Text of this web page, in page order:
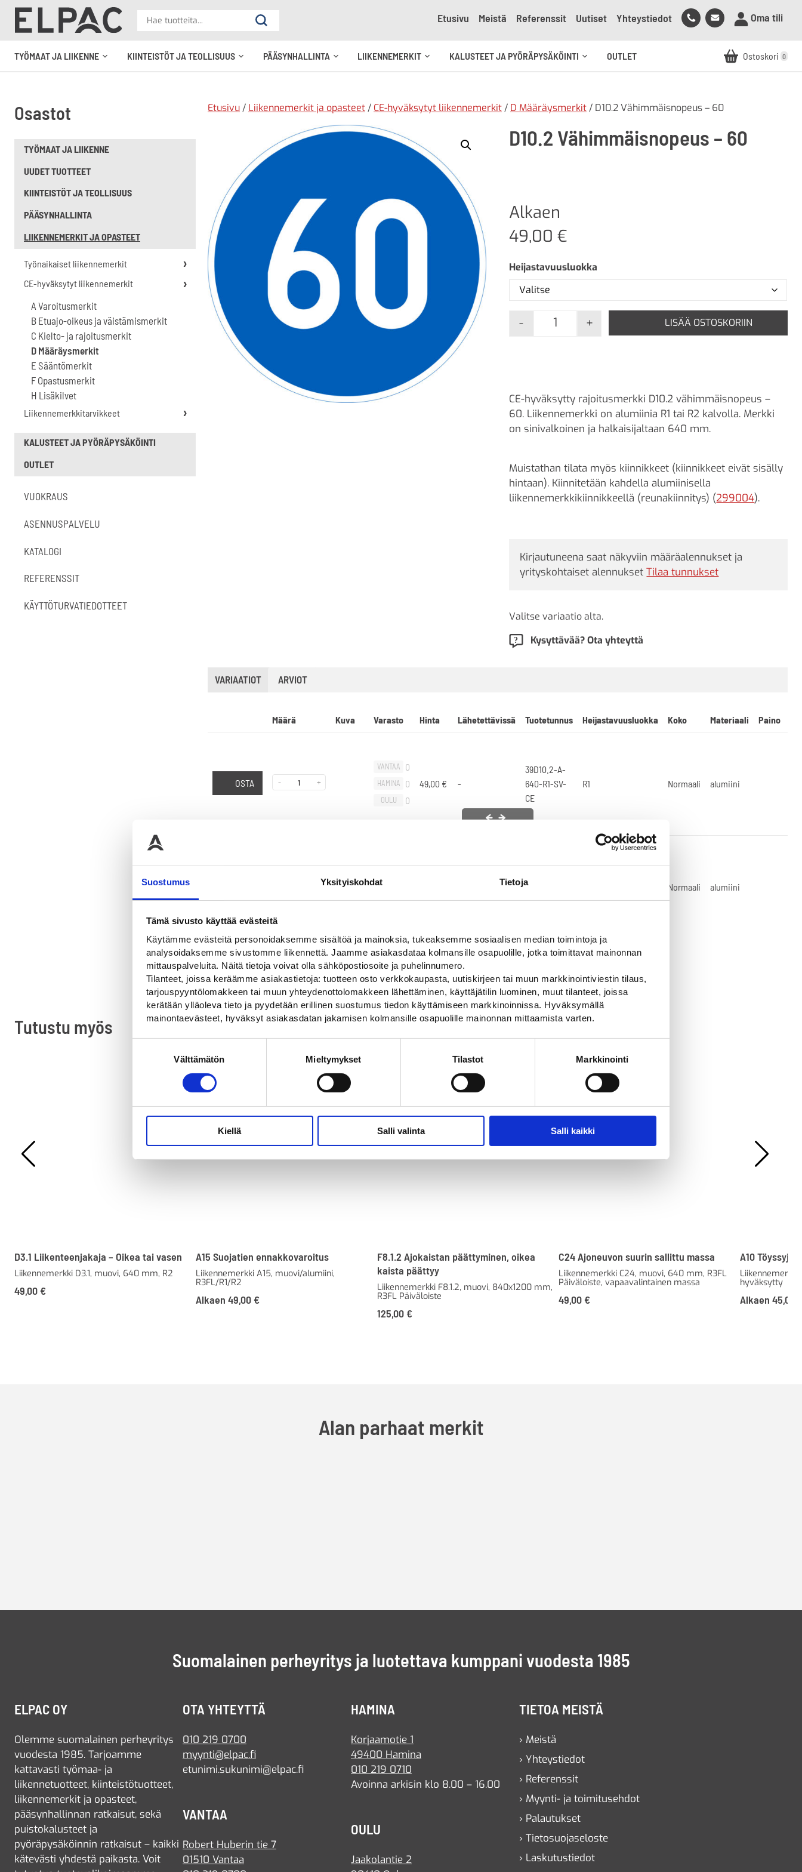
Suostumus Yksityiskohdat Tietoja
Tämä sivusto käyttää evästeitä
Käytämme evästeitä personoidaksemme sisältöä ja mainoksia, tukeaksemme sosiaalisen median toimintoja ja
analysoidaksemme sivustomme liikennettä. Jaamme asiakasdataa kolmansille osapuolille, jotka toimittavat mainonnan
mittauspalveluita. Näitä tietoja voivat olla sähköpostiosoite ja puhelinnumero.
Tilanteet, joissa keräämme asiakastietoja: tuotteen osto verkkokaupasta, uutiskirjeen tai muun markkinointiviestin tilaus,
tarjouspyyntölomakkeen tai muun yhteydenottolomakkeen lähettäminen, käyttäjätilin luominen, muut tilanteet, joissa
kerätään ylläoleva tieto ja pyydetään erillinen suostumus tiedon käyttämiseen markkinoinnissa. Hyväksymällä
mainontaevästeet, hyväksyt asiakasdatan jakamisen kolmansille osapuolille mainonnan mittaamista varten.
Välttämätön Mieltymykset Tilastot Markkinointi
Kiellä Salli valinta Salli kaikki
Hae
Hae
Etusivu Meistä Referenssit Uutiset Yhteystiedot
Soita
meille
Lähetä
meille
Oma tili
TYÖMAAT JA LIIKENNE
KIINTEISTÖT JA TEOLLISUUS
PÄÄSYNHALLINTA
LIIKENNEMERKIT
KALUSTEET JA PYÖRÄPYSÄKÖINTI
OUTLET Ostoskori 0
Osastot
TYÖMAAT JA LIIKENNE
UUDET TUOTTEET
KIINTEISTÖT JA TEOLLISUUS
PÄÄSYNHALLINTA
LIIKENNEMERKIT JA OPASTEET
Työnaikaiset liikennemerkit
CE-hyväksytyt liikennemerkit
A Varoitusmerkit
B Etuajo-oikeus ja väistämismerkit
C Kielto- ja rajoitusmerkit
D Määräysmerkit
E Sääntömerkit
F Opastusmerkit
H Lisäkilvet
Liikennemerkkitarvikkeet
KALUSTEET JA PYÖRÄPYSÄKÖINTI
OUTLET
VUOKRAUS
ASENNUSPALVELU
KATALOGI
REFERENSSIT
KÄYTTÖTURVATIEDOTTEET
Etusivu / Liikennemerkit ja opasteet / CE-hyväksytyt liikennemerkit / D Määräysmerkit / D10.2 Vähimmäisnopeus – 60
D10.2 Vähimmäisnopeus – 60
Alkaen
49,00€
Heijastavuusluokka
D10.2 Vähimmäisnopeus - 60 määrä
- + LISÄÄ OSTOSKORIIN
CE-hyväksytty rajoitusmerkki D10.2 vähimmäisnopeus –
60. Liikennemerkki on alumiinia R1 tai R2 kalvolla. Merkki
on sinivalkoinen ja halkaisijaltaan 640 mm.
Muistathan tilata myös kiinnikkeet (kiinnikkeet eivät sisälly
hintaan). Kiinnitetään kahdella alumiinisella
liikennemerkkikiinnikkeellä (reunakiinnitys) (299004).
Kirjautuneena saat näkyviin määräalennukset ja
yrityskohtaiset alennuksetTilaa tunnukset
Valitse variaatio alta.
Kysyttävää? Ota yhteyttä
VARIAATIOT ARVIOT
Määrä Kuva Varasto Hinta Lähetettävissä Tuotetunnus Heijastavuusluokka Koko Materiaali Paino
OSTA - +
VANTAA 0
HAMINA 0
OULU 0
49,00 € -
39D10.2-A-
640-R1-SV-
CE
R1 Normaali alumiini
0
HAMINA
OULU 0
640-R2-SV-
CE
Normaali alumiini
Tutustu myös
D3.1 Liikenteenjakaja – Oikea tai vasen
Liikennemerkki D3.1, muovi, 640 mm, R2
49,00 €
A15 Suojatien ennakkovaroitus
Liikennemerkki A15, muovi/alumiini,
R3FL/R1/R2
Alkaen 49,00 €
F8.1.2 Ajokaistan päättyminen, oikea
kaista päättyy
Liikennemerkki F8.1.2, muovi, 840x1200 mm,
R3FL Päiväloiste
125,00 €
C24 Ajoneuvon suurin sallittu massa
Liikennemerkki C24, muovi, 640 mm, R3FL
Päiväloiste, vapaavalintainen massa
49,00 €
A10 Töyssyjä
Liikennemerkki
hyväksytty
Alkaen 45,00
Alan parhaat merkit
Suomalainen perheyritys ja luotettava kumppani vuodesta 1985
ELPAC OY
Olemme suomalainen perheyritys
vuodesta 1985. Tarjoamme
kattavasti työmaa- ja
liikennetuotteet, kiinteistötuotteet,
liikennemerkit ja opasteet,
pääsynhallinnan ratkaisut, sekä
puistokalusteet ja
pyöräpysäköinnin ratkaisut – kaikki
kätevästi yhdestä paikasta. Voit
OTA YHTEYTTÄ
010 219 0700
myynti@elpac.fi
etunimi.sukunimi@elpac.fi
VANTAA
Robert Huberin tie 7
01510 Vantaa
HAMINA
Korjaamotie 1
49400 Hamina
010 219 0710
Avoinna arkisin klo 8.00 – 16.00
OULU
Jaakolantie 2
TIETOA MEISTÄ
› Meistä
› Yhteystiedot
› Referenssit
› Myynti- ja toimitusehdot
› Palautukset
› Tietosuojaseloste
› Laskutustiedot